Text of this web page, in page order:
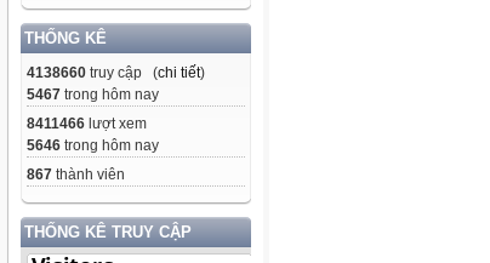
THỐNG KÊ
4138660 truy cập (chi tiết)
5467 trong hôm nay
8411466 lượt xem
5646 trong hôm nay
867 thành viên
THỐNG KÊ TRUY CẬP